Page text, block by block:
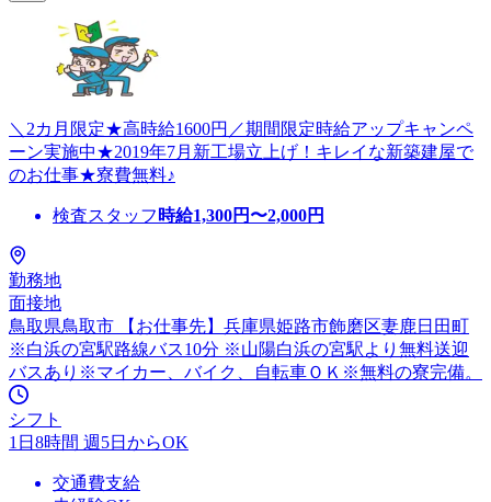
＼2カ月限定★高時給1600円／期間限定時給アップキャンペ
ーン実施中★2019年7月新工場立上げ！キレイな新築建屋で
のお仕事★寮費無料♪
検査スタッフ 時給1,300円〜2,000円
勤務地
面接地
鳥取県鳥取市 【お仕事先】兵庫県姫路市飾磨区妻鹿日田町
※白浜の宮駅路線バス10分 ※山陽白浜の宮駅より無料送迎
バスあり※マイカー、バイク、自転車ＯＫ※無料の寮完備。
シフト
1日8時間 週5日からOK
交通費支給